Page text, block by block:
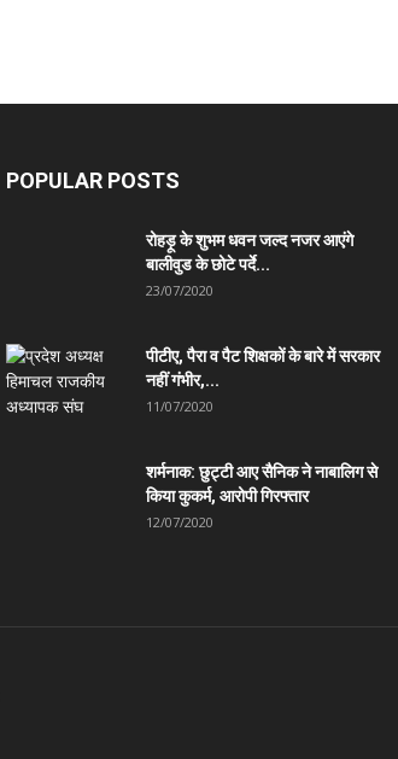
POPULAR POSTS
रोहड़ू के शुभम धवन जल्द नजर आएंगे
बालीवुड के छोटे पर्दे...
23/07/2020
पीटीए, पैरा व पैट शिक्षकों के बारे में सरकार
नहीं गंभीर,...
11/07/2020
शर्मनाक: छुट्टी आए सैनिक ने नाबालिग से
किया कुकर्म, आरोपी गिरफ्तार
12/07/2020